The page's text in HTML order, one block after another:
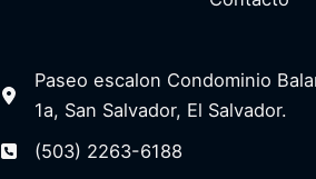
Paseo escalon Condominio
1a, San Salvador, El Salvador.
(503) 2263-6188